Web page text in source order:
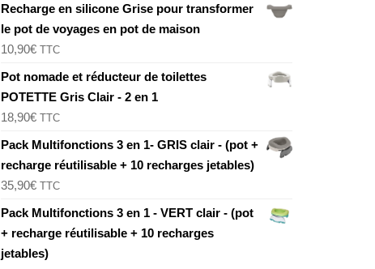
Recharge en silicone Grise pour transformer
le pot de voyages en pot de maison
10,90€ TTC
Pot nomade et réducteur de toilettes
POTETTE Gris Clair - 2 en 1
18,90€ TTC
Pack Multifonctions 3 en 1- GRIS clair - (pot +
recharge réutilisable + 10 recharges jetables)
35,90€ TTC
Pack Multifonctions 3 en 1 - VERT clair - (pot
+ recharge réutilisable + 10 recharges
jetables)